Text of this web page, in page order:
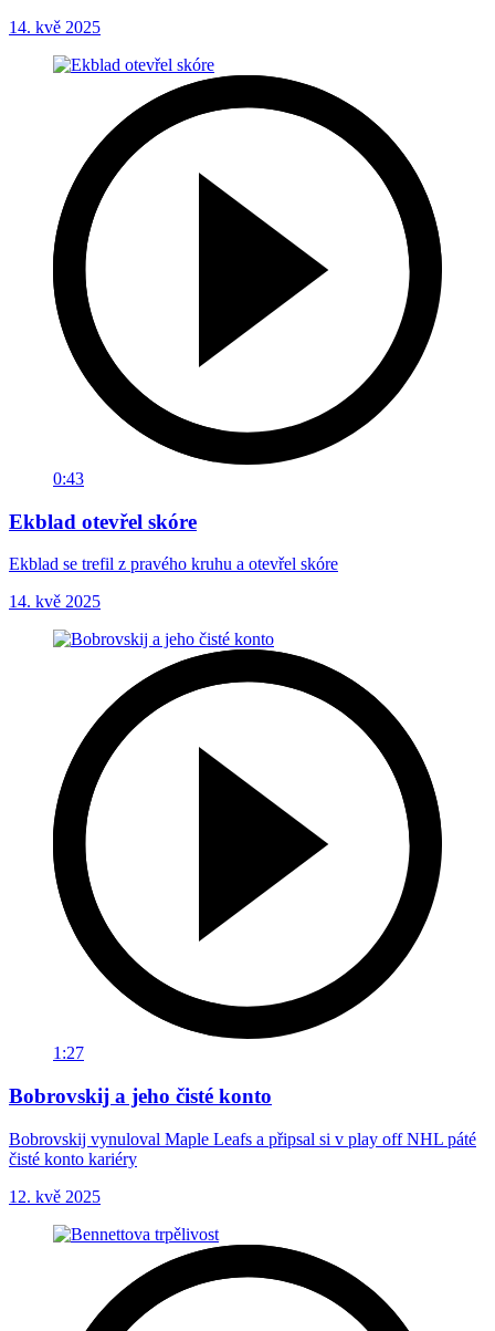
14. kvě 2025
0:43
Ekblad otevřel skóre
Ekblad se trefil z pravého kruhu a otevřel skóre
14. kvě 2025
1:27
Bobrovskij a jeho čisté konto
Bobrovskij vynuloval Maple Leafs a připsal si v play off NHL páté
čisté konto kariéry
12. kvě 2025